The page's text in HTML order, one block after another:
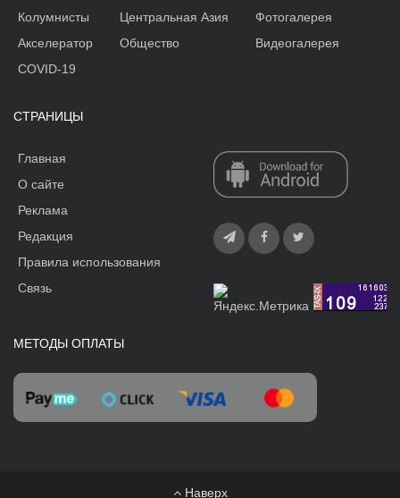
Колумнисты
Акселератор
Центральная Азия
Общество
Фотогалерея
Видеогалерея
COVID-19
СТРАНИЦЫ
Главная
О сайте
Реклама
Редакция
Правила использования
Связь
МЕТОДЫ ОПЛАТЫ
Наверх